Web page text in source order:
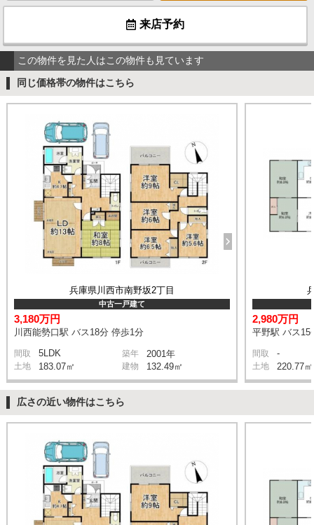
来店予約
この物件を見た人はこの物件も見ています
同じ価格帯の物件はこちら
兵庫県川西市南野坂2丁目
中古一戸建て
3,180万円
川西能勢口駅 バス18分 停歩1分
間取 5LDK 築年 2001年
土地 183.07㎡ 建物 132.49㎡
2,980万円
平野駅 バス15
間取 -
土地 220.77㎡
広さの近い物件はこちら